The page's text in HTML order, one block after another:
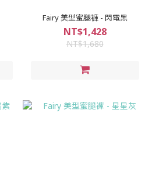
Fairy 美型蜜腿褲 - 閃電黑
NT$1,428
NT$1,680